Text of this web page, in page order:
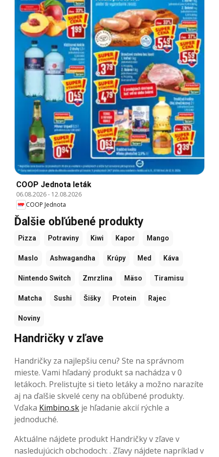
COOP Jednota leták
06.08.2026- 12.08.2026
COOP Jednota
Ďalšie obľúbené produkty
Pizza Potraviny Kiwi Kapor Mango
Maslo Ashwagandha Krúpy Med Káva
Nintendo Switch Zmrzlina Mäso Tiramisu
Matcha Sushi Šišky Protein Rajec
Noviny
Handričky v zľave
Handričky za najlepšiu cenu? Ste na správnom
mieste. Vami hľadaný produkt sa nachádza v 0
letákoch. Prelistujte si tieto letáky a možno narazíte
aj na ďalšie skvelé ceny na obľúbené produkty.
Vďaka Kimbino.sk je hľadanie akcií rýchle a
jednoduché.
Aktuálne nájdete produkt Handričky v zľave v
nasledujúcich obchodoch: . Zľavy nájdete napríklad v